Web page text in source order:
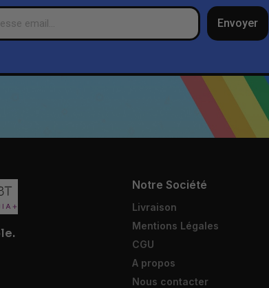
Envoyer
Notre Société
Livraison
Mentions Légales
CGU
A propos
Nous contacter